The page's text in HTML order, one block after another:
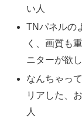
い人
TNパネルの
く、画質も
ニターが欲
なんちゃっ
リアした、
人